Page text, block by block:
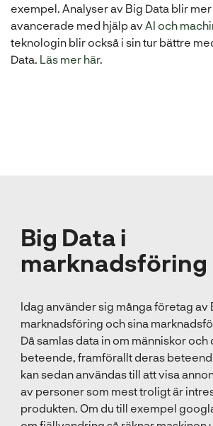
exempel. Analyser av Big Data blir
avancerade med hjälp avAI och
teknologin blir också i sin tur bättre
Data. Läs mer här.
Big Data i
marknadsföring
Idag använder sig många företag av
marknadsföring och sina
Då samlas data in om människor och
beteende, framförallt deras
kan sedan användas till att visa
av personer som mest troligt är
produkten. Om du till exempel